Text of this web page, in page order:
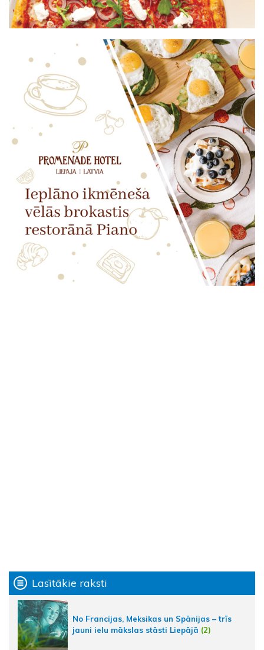
Lasītākie raksti
No Francijas, Meksikas un Spānijas – trīs
jauni ielu mākslas stāsti Liepājā (2)